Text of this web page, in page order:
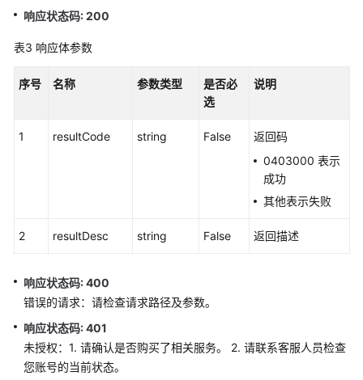
类
口
移
席
语
音
通
知
功
响应状态码: 200
表3 响应体参数
序号 名称 参数类型
是否必
选
说明
1 resultCode string False
返回码
0403000 表示
成功
其他表示失败
2 resultDesc string False 返回描述
响应状态码: 400
错误的请求：请检查请求路径及参数。
响应状态码: 401
未授权：1. 请确认是否购买了相关服务。 2. 请联系客服人员检查
您账号的当前状态。